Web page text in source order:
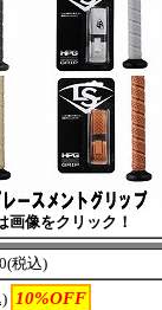
画像をクリック！
税込)
10%OFF